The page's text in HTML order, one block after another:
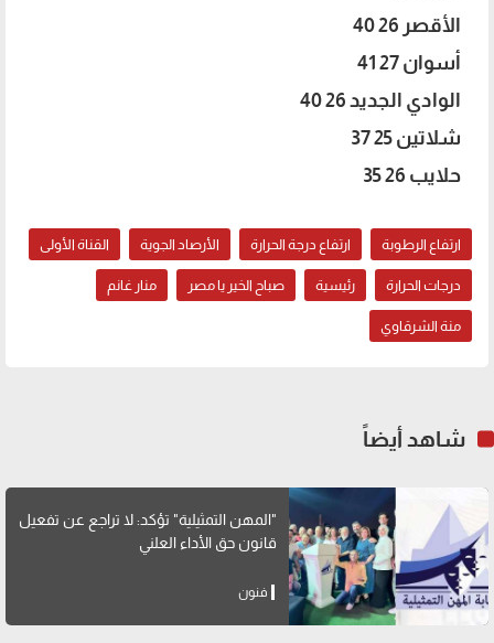
الأقصر 26 40
أسوان 27 41
الوادي الجديد 26 40
شلاتين 25 37
حلايب 26 35
ارتفاع الرطوبة ارتفاع درجة الحرارة الأرصاد الجوية القناة الأولى
درجات الحرارة رئيسية صباح الخير يا مصر منار غانم
منة الشرقاوي
شاهد أيضاً
"المهن التمثيلية" تؤكد: لا تراجع عن تفعيل
قانون حق الأداء العلني
فنون